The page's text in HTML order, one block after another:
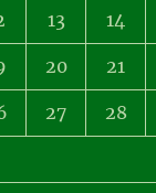
13 14
20 21
27 28